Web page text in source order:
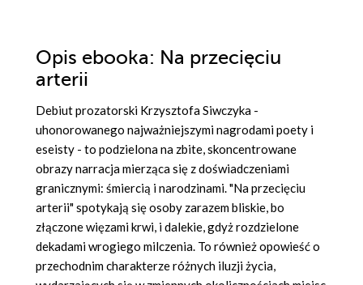
Opis ebooka: Na przecięciu
arterii
Debiut prozatorski Krzysztofa Siwczyka -
uhonorowanego najważniejszymi nagrodami poety i
eseisty - to podzielona na zbite, skoncentrowane
obrazy narracja mierząca się z doświadczeniami
granicznymi: śmiercią i narodzinami. "Na przecięciu
arterii" spotykają się osoby zarazem bliskie, bo
złączone więzami krwi, i dalekie, gdyż rozdzielone
dekadami wrogiego milczenia. To również opowieść o
przechodnim charakterze różnych iluzji życia,